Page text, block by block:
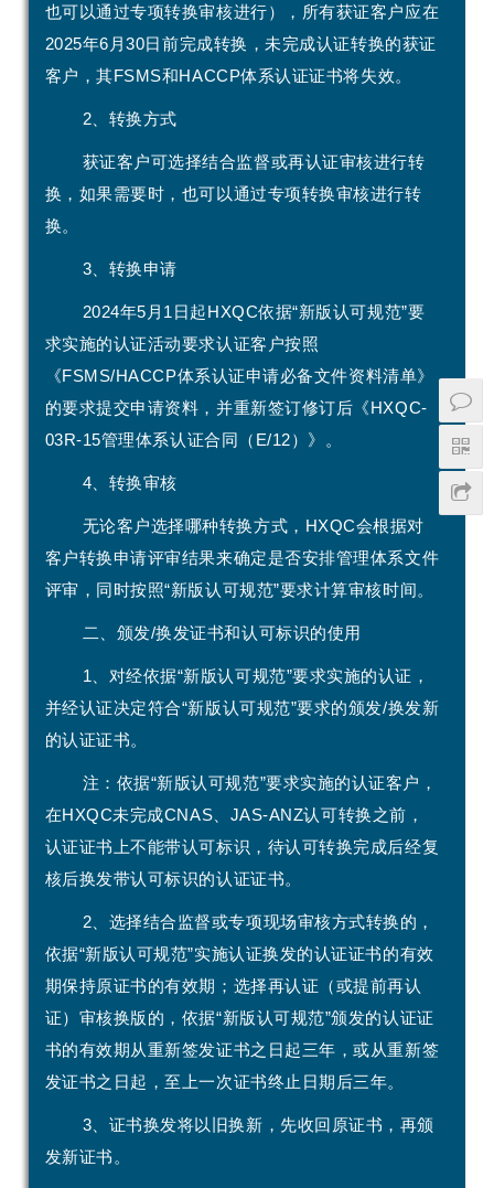
也可以通过专项转换审核进行），所有获证客户应在
2025年6月30日前完成转换，未完成认证转换的获证
客户，其FSMS和HACCP体系认证证书将失效。
2、转换方式
获证客户可选择结合监督或再认证审核进行转
换，如果需要时，也可以通过专项转换审核进行转
换。
3、转换申请
2024年5月1日起HXQC依据“新版认可规范”要
求实施的认证活动要求认证客户按照
《FSMS/HACCP体系认证申请必备文件资料清单》
的要求提交申请资料，并重新签订修订后《HXQC-
03R-15管理体系认证合同（E/12）》。
4、转换审核
无论客户选择哪种转换方式，HXQC会根据对
客户转换申请评审结果来确定是否安排管理体系文件
评审，同时按照“新版认可规范”要求计算审核时间。
二、颁发/换发证书和认可标识的使用
1、对经依据“新版认可规范”要求实施的认证，
并经认证决定符合“新版认可规范”要求的颁发/换发新
的认证证书。
注：依据“新版认可规范”要求实施的认证客户，
在HXQC未完成CNAS、JAS-ANZ认可转换之前，
认证证书上不能带认可标识，待认可转换完成后经复
核后换发带认可标识的认证证书。
2、选择结合监督或专项现场审核方式转换的，
依据“新版认可规范”实施认证换发的认证证书的有效
期保持原证书的有效期；选择再认证（或提前再认
证）审核换版的，依据“新版认可规范”颁发的认证证
书的有效期从重新签发证书之日起三年，或从重新签
发证书之日起，至上一次证书终止日期后三年。
3、证书换发将以旧换新，先收回原证书，再颁
发新证书。